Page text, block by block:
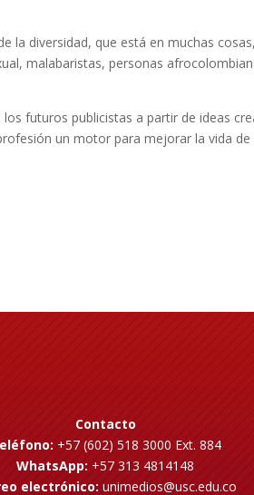
la diversidad, que está en muchas
malabaristas, personas
futuros publicistas a partir de ideas
un motor para mejorar la vida de
Contacto
+57 (602) 518 3000 Ext. 884
WhatsApp: +57 313 4814148
electrónico: unimedios@usc.edu.co